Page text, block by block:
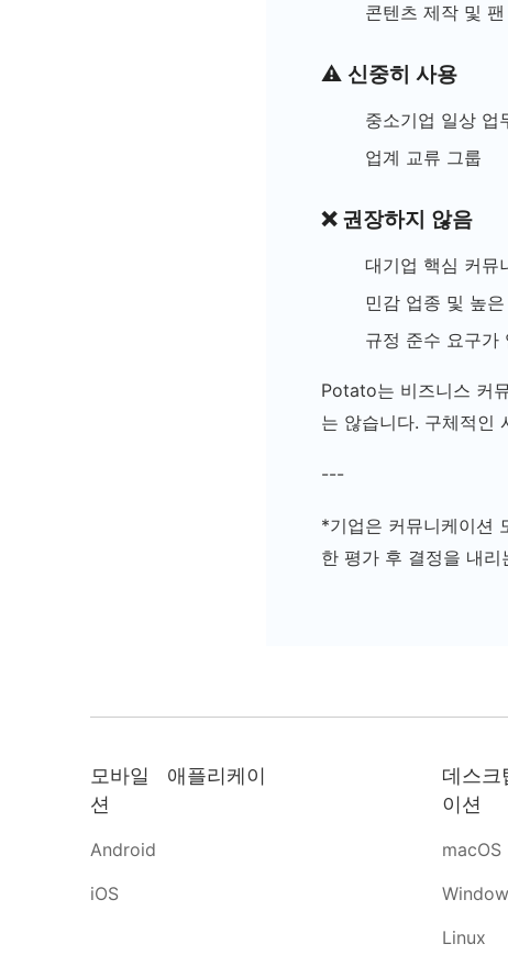
콘텐츠 제작 및 팬
⚠️ 신중히 사용
중소기업 일상 업
업계 교류 그룹
❌ 권장하지 않음
대기업 핵심 커뮤
민감 업종 및 높
규정 준수 요구가
Potato는 비즈니스 커
는 않습니다. 구체적인
---
*기업은 커뮤니케이션
한 평가 후 결정을 내
모바일 애플리케이
션
Android
iOS
데스
이션
macOS
Linux